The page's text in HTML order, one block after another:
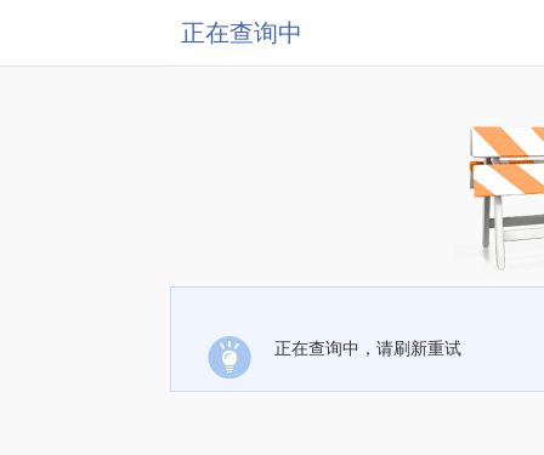
正在查询中
正在查询中，请刷新重试